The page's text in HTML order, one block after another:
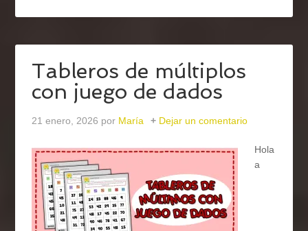
Tableros de múltiplos
con juego de dados
21 enero, 2026 por María Dejar un comentario
Hola
a